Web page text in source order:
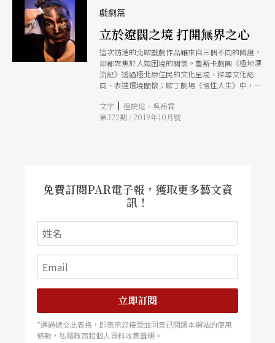
戲劇篇
立於遼闊之境 打開無界之心
這次訪港的北歐戲劇作品雖來自三個不同的國度，
卻都聚焦於人類困境的關懷。魯斯卡劇團《極地漂
流記》透過極北原住民的文化呈現，探尋文化認
同、表達環境關懷；歐丁劇場《慢性人生》中，劇
應歐洲、亦是全人類的困境。心之馬戲團《界限》
則試圖在跨形式的馬戲表演裡，引發觀眾思考難
文字 | 程皖瑄、吳岳霖
第322期 / 2019年10月號
免費訂閱PAR電子報，獲取更多藝文資
訊！
立即訂閱
*通過遞交此表格，即表示您接受並同意已閱讀本網站的使用
條款，私隱政策和個人資料收集聲明。